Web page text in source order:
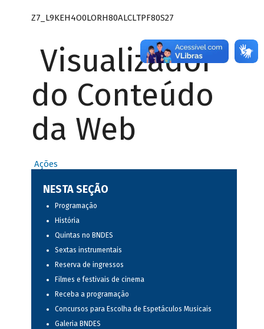
Z7_L9KEH4O0LORH80ALCLTPF80S27
Visualizador
do Conteúdo
da Web
Ações
NESTA SEÇÃO
Programação
História
Quintas no BNDES
Sextas instrumentais
Reserva de ingressos
Filmes e festivais de cinema
Receba a programação
Concursos para Escolha de Espetáculos Musicais
Galeria BNDES